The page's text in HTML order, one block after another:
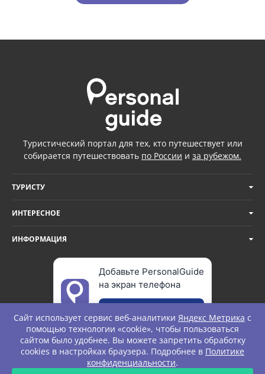
Туристический портал для тех, кто путешествует или
собирается путешествовать по России и за рубежом.
ТУРИСТУ
ИНТЕРЕСНОЕ
ИНФОРМАЦИЯ
Добавьте PersonalGuide
на экран телефона
© Personal Guide. All rights Reserved.
Сайт использует сервис веб-аналитики Яндекс Метрика с
помощью технологии «cookie», чтобы пользоваться
сайтом было удобнее. Вы можете запретить обработку
cookies в настройках браузера. Подробнее в Политике
конфиденциальности.
ЗАПРОС